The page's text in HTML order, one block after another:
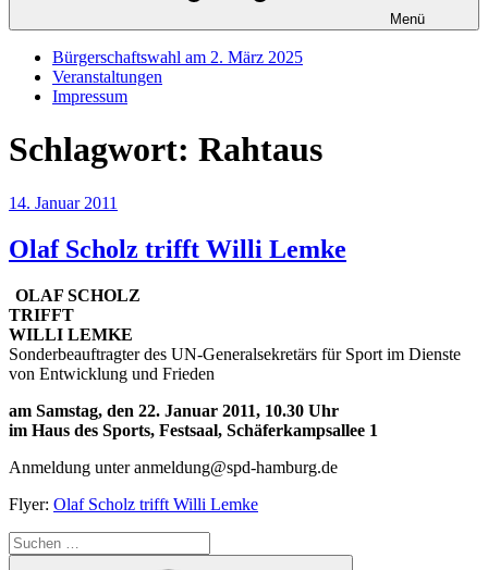
Menü
Bürgerschaftswahl am 2. März 2025
Veranstaltungen
Impressum
Schlagwort: Rahtaus
Veröffentlicht
14. Januar 2011
Olaf Scholz trifft Willi Lemke
OLAF SCHOLZ
TRIFFT
WILLI LEMKE
Sonderbeauftragter des UN-Generalsekretärs für Sport im Dienste
von Entwicklung und Frieden
am Samstag, den 22. Januar 2011, 10.30 Uhr
im Haus des Sports, Festsaal, Schäferkampsallee 1
Anmeldung unter anmeldung@spd-hamburg.de
Flyer: Olaf Scholz trifft Willi Lemke
Suchen
nach: